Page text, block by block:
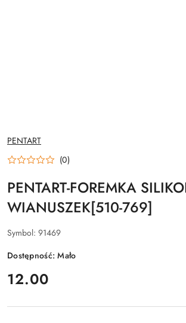
NAZWA
PRODUCENTA:
PENTART
(0)
PENTART-FOREMKA
WIANUSZEK[510-769]
Symbol: 91469
Dostępność:Mało
cena:
12.00